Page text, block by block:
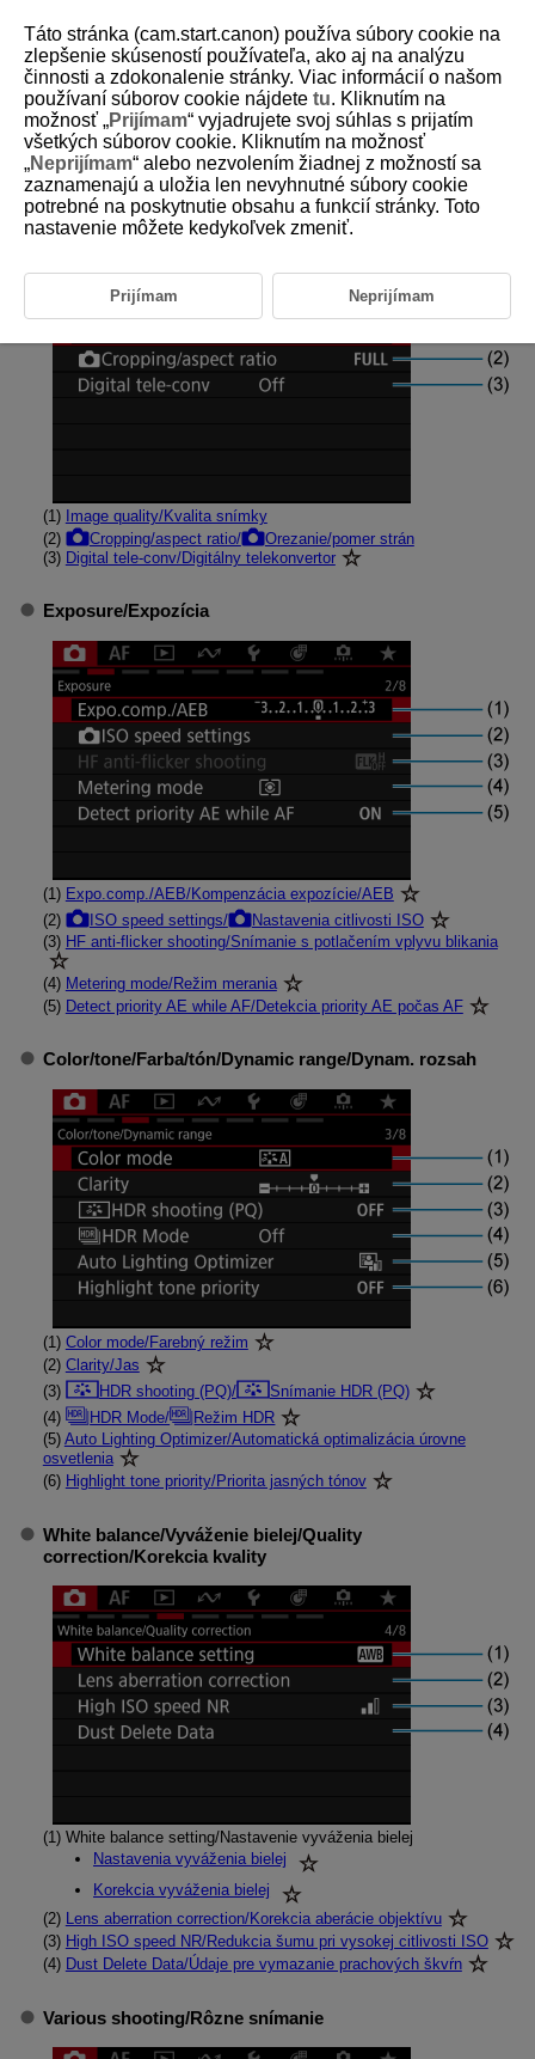
D388-058
Ponuky kariet: Snímanie
statických záberov
Image quality/size/Kvalita/veľkosť snímky
(1)
Image quality/Kvalita snímky
(2)
Cropping/aspect ratio/
Orezanie/pomer strán
(3) Digital tele-conv/Digitálny telekonvertor
Exposure/Expozícia
(1) Expo.comp./AEB/Kompenzácia expozície/AEB
(2)
ISO speed settings/
Nastavenia citlivosti ISO
(3) HF anti-flicker shooting/Snímanie s potlačením vplyvu blikania
(4) Metering mode/Režim merania
(5) Detect priority AE while AF/Detekcia priority AE počas AF
Color/tone/Farba/tón/Dynamic range/Dynam. rozsah
(1) Color mode/Farebný režim
(2) Clarity/Jas
(3)
HDR shooting (PQ)/
Snímanie HDR (PQ)
(4)
HDR Mode/
Režim HDR
(5) Auto Lighting Optimizer/Automatická optimalizácia úrovne
osvetlenia
(6) Highlight tone priority/Priorita jasných tónov
White balance/Vyváženie bielej/Quality
correction/Korekcia kvality
(1) White balance setting/Nastavenie vyváženia bielej
Nastavenia vyváženia bielej
Korekcia vyváženia bielej
(2) Lens aberration correction/Korekcia aberácie objektívu
(3) High ISO speed NR/Redukcia šumu pri vysokej citlivosti ISO
(4) Dust Delete Data/Údaje pre vymazanie prachových škvŕn
Various shooting/Rôzne snímanie
Táto stránka (cam.start.canon) používa súbory cookie na
zlepšenie skúseností používateľa, ako aj na analýzu
činnosti a zdokonalenie stránky. Viac informácií o našom
používaní súborov cookie nájdete tu. Kliknutím na
možnosť „Prijímam“ vyjadrujete svoj súhlas s prijatím
všetkých súborov cookie. Kliknutím na možnosť
„Neprijímam“ alebo nezvolením žiadnej z možností sa
zaznamenajú a uložia len nevyhnutné súbory cookie
potrebné na poskytnutie obsahu a funkcií stránky. Toto
nastavenie môžete kedykoľvek zmeniť.
Prijímam Neprijímam